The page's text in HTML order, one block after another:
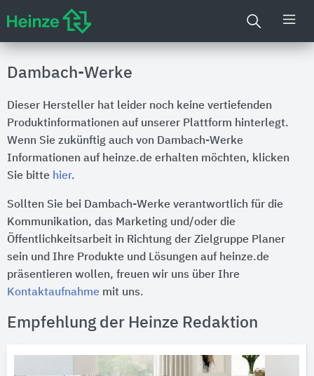
Dambach-Werke
Dieser Hersteller hat leider noch keine vertiefenden
Produktinformationen auf unserer Plattform hinterlegt.
Wenn Sie zukünftig auch von Dambach-Werke
Informationen auf heinze.de erhalten möchten, klicken
Sie bitte hier.
Sollten Sie bei Dambach-Werke verantwortlich für die
Kommunikation, das Marketing und/oder die
Öffentlichkeitsarbeit in Richtung der Zielgruppe Planer
sein und Ihre Produkte und Lösungen auf heinze.de
präsentieren wollen, freuen wir uns über Ihre
Kontaktaufnahme mit uns.
Empfehlung der Heinze Redaktion